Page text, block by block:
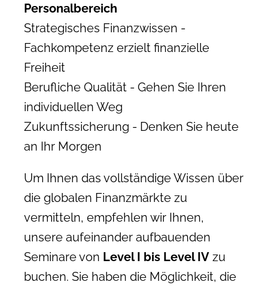
Personalbereich
Strategisches Finanzwissen -
Fachkompetenz erzielt finanzielle
Freiheit
Berufliche Qualität - Gehen Sie Ihren
individuellen Weg
Zukunftssicherung - Denken Sie heute
an Ihr Morgen
Um Ihnen das vollständige Wissen über
die globalen Finanzmärkte zu
vermitteln, empfehlen wir Ihnen,
unsere aufeinander aufbauenden
Seminare von Level I bis Level IV zu
buchen. Sie haben die Möglichkeit, die